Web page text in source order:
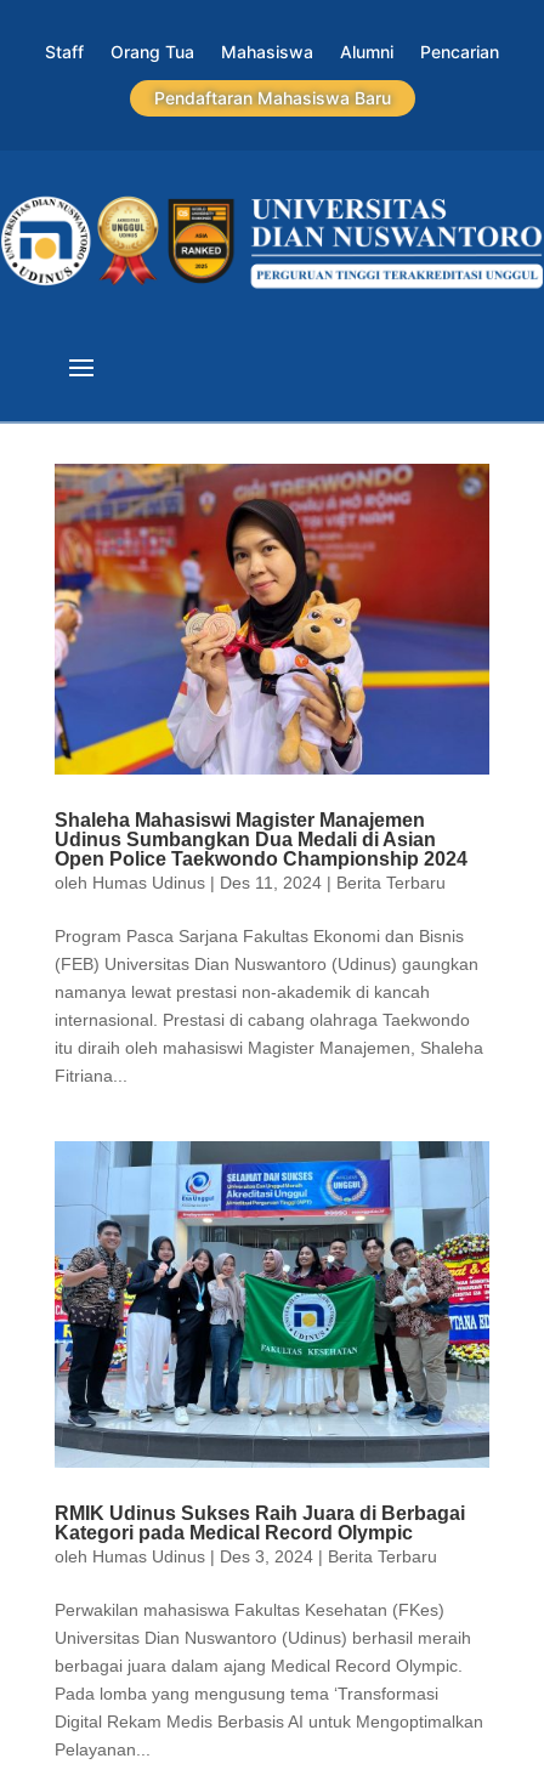
Staff Orang Tua Mahasiswa Alumni Pencarian
Pendaftaran Mahasiswa Baru
Shaleha Mahasiswi Magister Manajemen
Udinus Sumbangkan Dua Medali di Asian
Open Police Taekwondo Championship 2024
oleh Humas Udinus| Des 11, 2024| Berita Terbaru
Program Pasca Sarjana Fakultas Ekonomi dan Bisnis
(FEB) Universitas Dian Nuswantoro (Udinus) gaungkan
namanya lewat prestasi non-akademik di kancah
internasional. Prestasi di cabang olahraga Taekwondo
itu diraih oleh mahasiswi Magister Manajemen, Shaleha
Fitriana...
RMIK Udinus Sukses Raih Juara di Berbagai
Kategori pada Medical Record Olympic
oleh Humas Udinus| Des 3, 2024| Berita Terbaru
Perwakilan mahasiswa Fakultas Kesehatan (FKes)
Universitas Dian Nuswantoro (Udinus) berhasil meraih
berbagai juara dalam ajang Medical Record Olympic.
Pada lomba yang mengusung tema ‘Transformasi
Digital Rekam Medis Berbasis AI untuk Mengoptimalkan
Pelayanan...